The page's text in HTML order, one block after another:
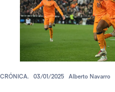
CRÓNICA. 03/01/2025 Alberto Navarro